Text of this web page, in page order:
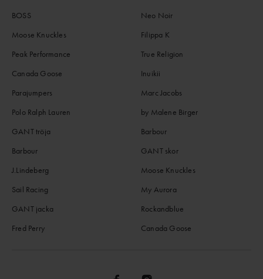
BOSS
Moose Knuckles
Peak Performance
Canada Goose
Parajumpers
Polo Ralph Lauren
GANT tröja
Barbour
J.Lindeberg
Sail Racing
GANT jacka
Fred Perry
Neo Noir
Filippa K
True Religion
Inuikii
Marc Jacobs
by Malene Birger
Barbour
GANT skor
Moose Knuckles
My Aurora
Rockandblue
Canada Goose